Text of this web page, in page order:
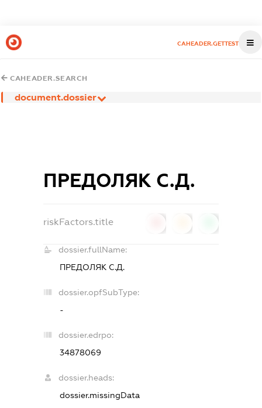
CAHEADER.GETTEST
CAHEADER.SEARCH
document.dossier
ПРЕДОЛЯК С.Д.
riskFactors.title
dossier.fullName:
ПРЕДОЛЯК С.Д.
dossier.opfSubType:
-
dossier.edrpo:
34878069
dossier.heads:
dossier.missingData